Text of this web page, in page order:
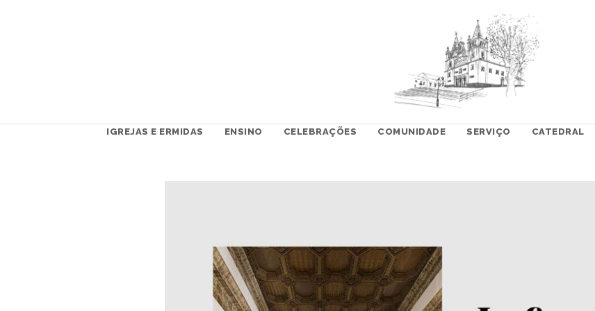
IGREJAS E ERMIDAS ENSINO CELEBRAÇÕES COMUNIDADE SERVIÇO CATEDRAL